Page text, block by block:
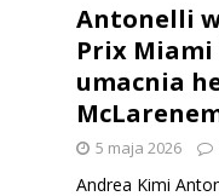
Antonelli
Prix Miami
umacnia
5 maja 2026
Andrea Kimi